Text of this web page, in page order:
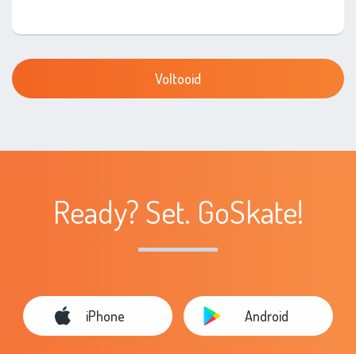
Ready? Set. GoSkate!
iPhone Android